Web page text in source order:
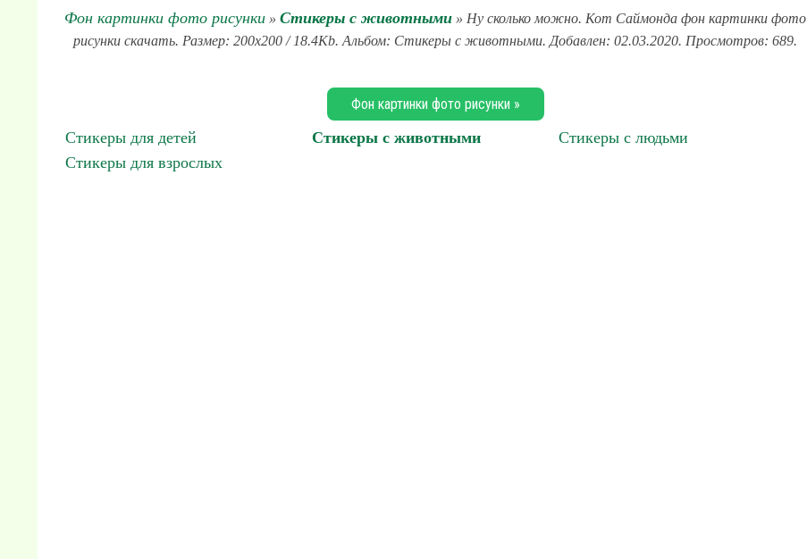
Фон картинки фото рисунки » Стикеры с животными » Ну сколько можно. Кот Саймонда фон картинки фото
рисунки скачать. Размер: 200x200 / 18.4Kb. Альбом: Стикеры с животными. Добавлен: 02.03.2020. Просмотров: 689.
Фон картинки фото рисунки »
Стикеры для детей Стикеры с животными
Стикеры с людьми
Стикеры для взрослых